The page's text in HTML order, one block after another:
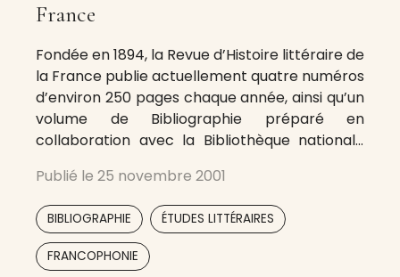
France
Fondée en 1894, la Revue d’Histoire littéraire de
la France publie actuellement quatre numéros
d’environ 250 pages chaque année, ainsi qu’un
volume de Bibliographie préparé en
collaboration avec la Bibliothèque nationale
littératures en langue française du XVIe au
XXIe siècles ; chaque numéro comporte des
articles, des notes et
Publié le 25 novembre 2001
BIBLIOGRAPHIE ÉTUDES LITTÉRAIRES
FRANCOPHONIE